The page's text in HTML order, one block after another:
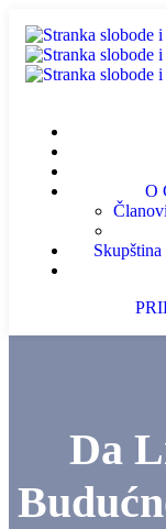
O
Da